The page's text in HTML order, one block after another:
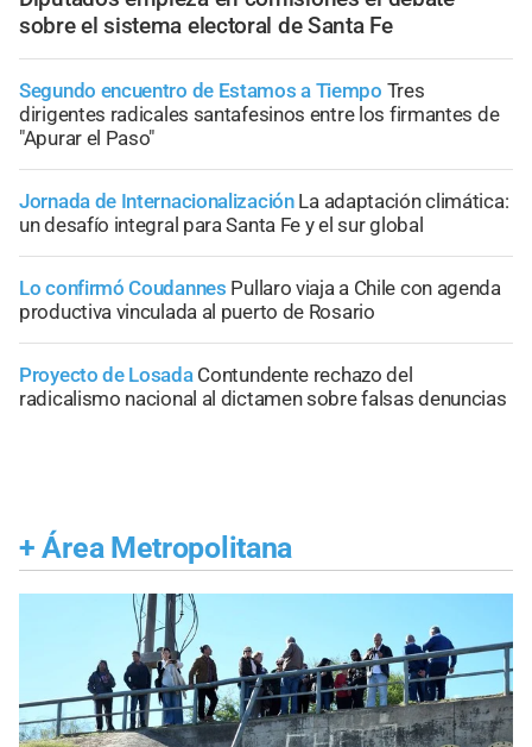
sobre el sistema electoral de Santa Fe
Segundo encuentro de Estamos a Tiempo Tres
dirigentes radicales santafesinos entre los firmantes de
"Apurar el Paso"
Jornada de Internacionalización La adaptación climática:
un desafío integral para Santa Fe y el sur global
Lo confirmó Coudannes Pullaro viaja a Chile con agenda
productiva vinculada al puerto de Rosario
Proyecto de Losada Contundente rechazo del
radicalismo nacional al dictamen sobre falsas denuncias
+ Área Metropolitana